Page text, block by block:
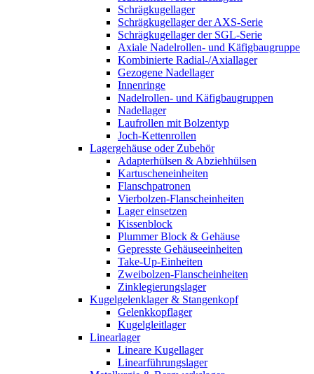
Schrägkugellager
Schrägkugellager der AXS-Serie
Schrägkugellager der SGL-Serie
Axiale Nadelrollen- und Käfigbaugruppe
Kombinierte Radial-/Axiallager
Gezogene Nadellager
Innenringe
Nadelrollen- und Käfigbaugruppen
Nadellager
Laufrollen mit Bolzentyp
Joch-Kettenrollen
Lagergehäuse oder Zubehör
Adapterhülsen & Abziehhülsen
Kartuscheneinheiten
Flanschpatronen
Vierbolzen-Flanscheinheiten
Lager einsetzen
Kissenblock
Plummer Block & Gehäuse
Gepresste Gehäuseeinheiten
Take-Up-Einheiten
Zweibolzen-Flanscheinheiten
Zinklegierungslager
Kugelgelenklager & Stangenkopf
Gelenkkopflager
Kugelgleitlager
Linearlager
Lineare Kugellager
Linearführungslager